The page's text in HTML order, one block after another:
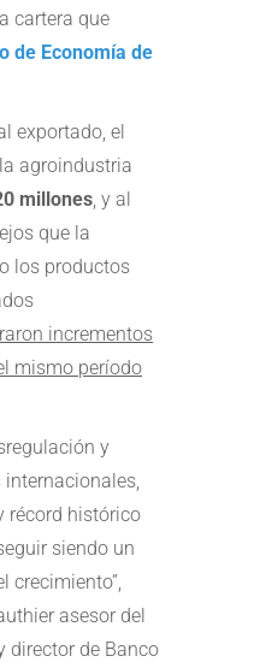
cartera que
de Economía de
exportado, el
agroindustria
millones , y al
que la
los productos
incrementos
mismo período
y
récord histórico
siendo un
crecimiento”,
asesor del
director de Banco